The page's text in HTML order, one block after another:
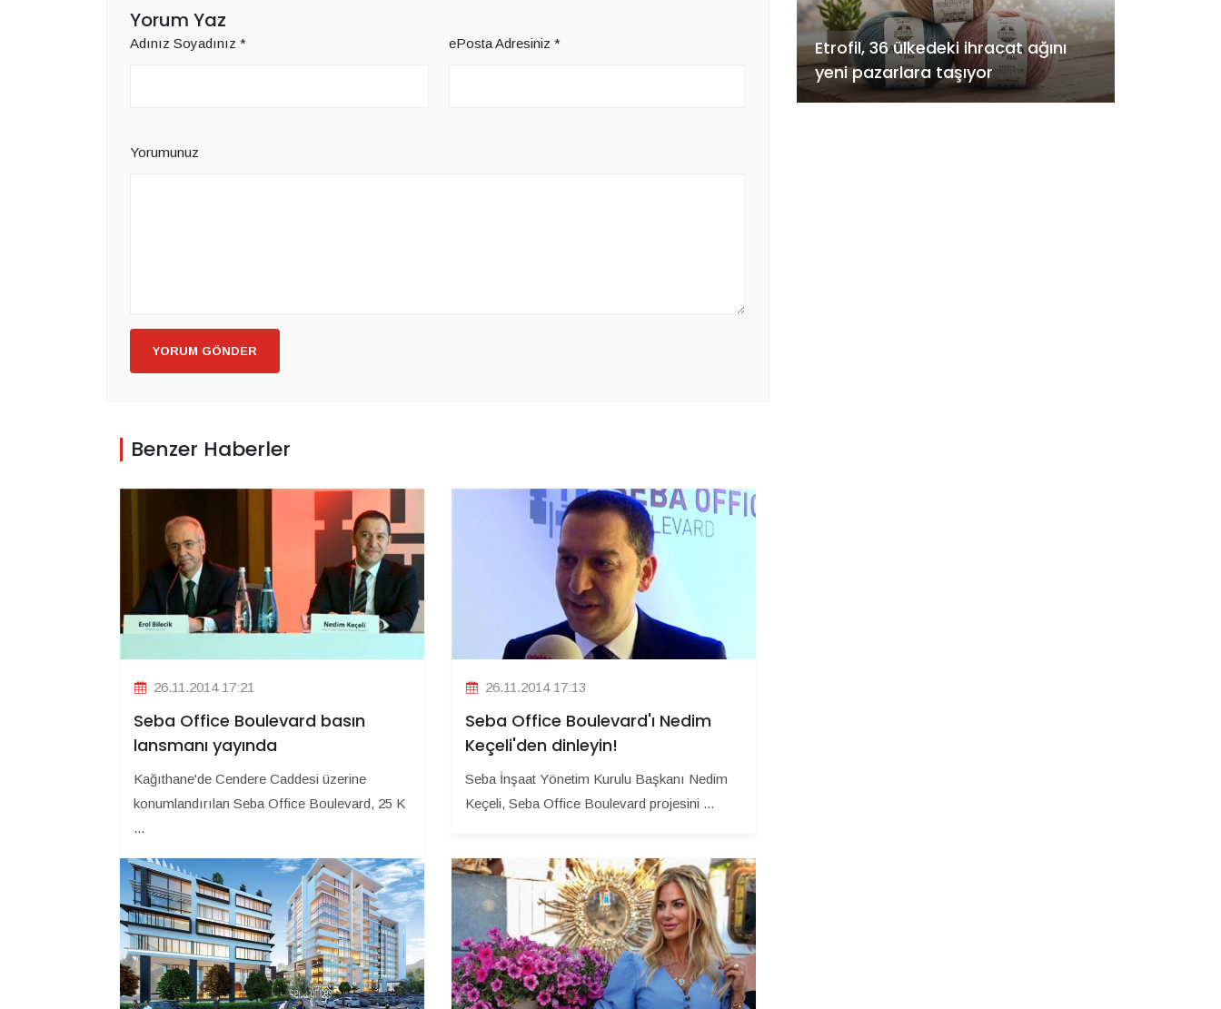
Yorum Yaz
Adınız Soyadınız * ePosta Adresiniz *
Yorumunuz
YORUM GÖNDER
Benzer Haberler
26.11.2014 17:21
Seba Office Boulevard basın
lansmanı yayında
Kağıthane'de Cendere Caddesi üzerine
konumlandırılan Seba Office Boulevard, 25 K
...
26.11.2014 17:13
Seba Office Boulevard'ı Nedim
Keçeli'den dinleyin!
Seba İnşaat Yönetim Kurulu Başkanı Nedim
Keçeli, Seba Office Boulevard projesini ...
Etrofil, 36 ülkedeki ihracat ağını
yeni pazarlara taşıyor